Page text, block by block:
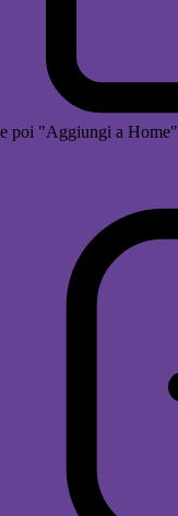
e poi "Aggiungi a Home"